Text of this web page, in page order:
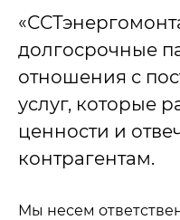
долгосрочные
отношения с
услуг, которые
ценности и
контрагентам.
Мы несем